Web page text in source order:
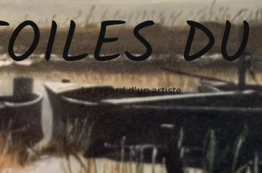
Le regard d'un artiste